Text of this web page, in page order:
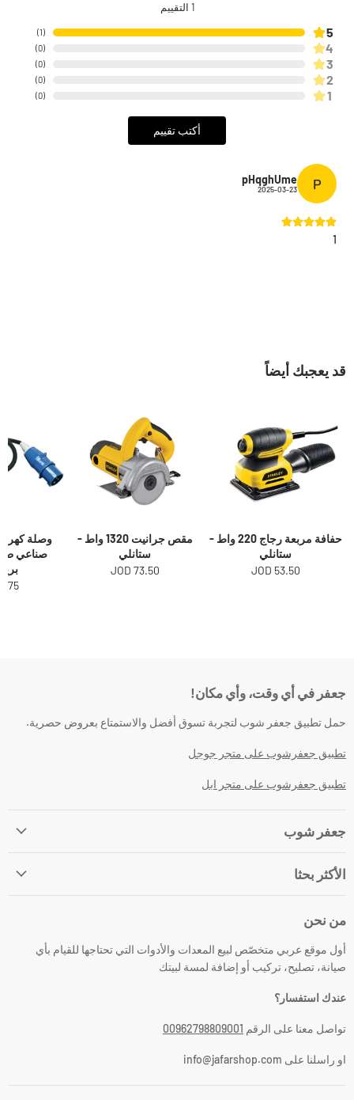
1 التقييم
5
(
1
)
4
(
0
)
3
(
0
)
2
(
0
)
1
(
0
)
أكتب تقييم
P
pHqghUme
2025-03-23
1
قد يعجبك أيضاً
حفافة مربعة رجاج 220 واط -
ستانلي
53.50 JOD
مقص جرانيت 1320 واط -
ستانلي
73.50 JOD
وصلة
JOD
جعفر في أي وقت، وأي مكان!
حمل تطبيق جعفر شوب لتجربة تسوق أفضل والاستمتاع بعروض حصرية.
تطبيق جعفرشوب على متجر جوجل
تطبيق جعفرشوب على متجر ابل
جعفر شوب
الأكثر بحثا
من نحن
أول موقع عربي متخصّص لبيع المعدات والأدوات التي تحتاجها للقيام بأي
صيانة، تصليح، تركيب أو إضافة لمسة لبيتك
عندك استفسار؟
تواصل معنا على الرقم 00962798809001
او راسلنا على info@jafarshop.com